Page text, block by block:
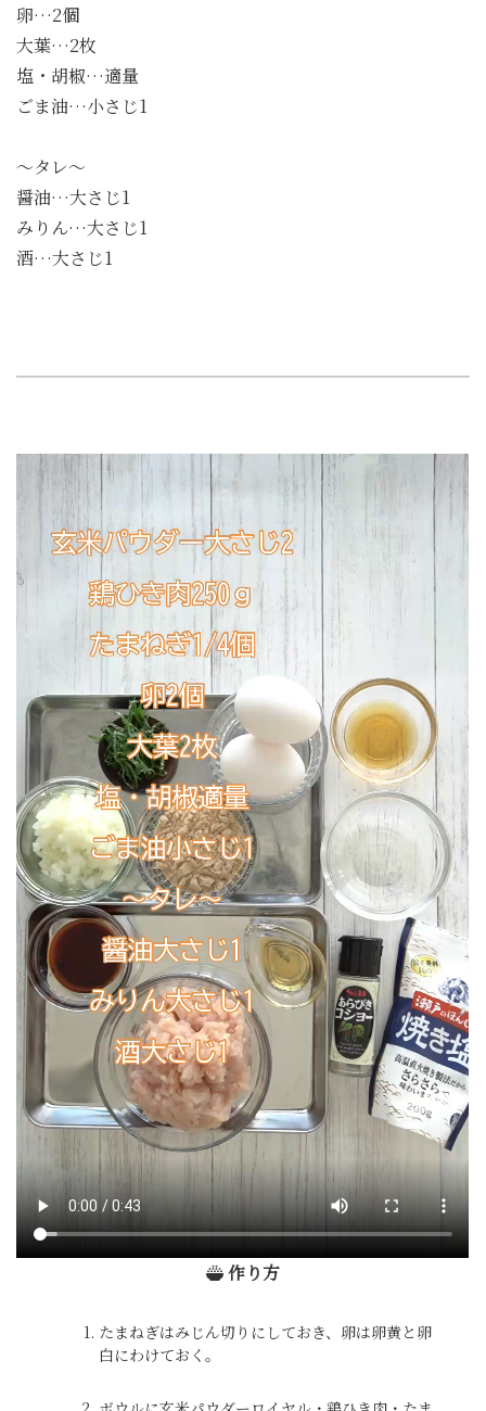
卵…2個
大葉…2枚
塩・胡椒…適量
ごま油…小さじ1
～タレ～
醤油…大さじ1
みりん…大さじ1
酒…大さじ1
作り方
たまねぎはみじん切りにしておき、卵は卵黄と卵
白にわけておく。